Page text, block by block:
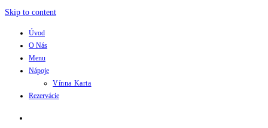
Skip to content
Úvod
O Nás
Menu
Nápoje
Vínna Karta
Rezervácie